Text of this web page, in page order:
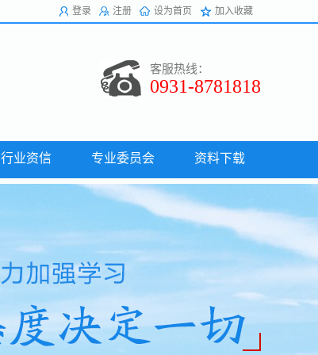
登录 注册 设为首页 加入收藏
客服热线：
0931-8781818
行业资信 专业委员会 资料下载